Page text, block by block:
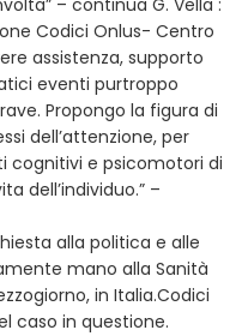
– continua G. Vella :
Codici Onlus- Centro
assistenza, supporto
eventi purtroppo
Propongo la figura di
dell’attenzione, per
cognitivi e psicomotori di
dell’individuo.” –
alla politica e alle
mano alla Sanità
in Italia.Codici
caso in questione.